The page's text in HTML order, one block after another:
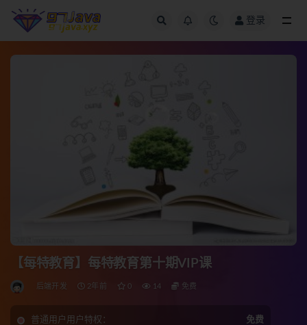
登录
【每特教育】每特教育第十期VIP课
后端开发 2年前 0 14 免费
普通用户用户特权： 免费